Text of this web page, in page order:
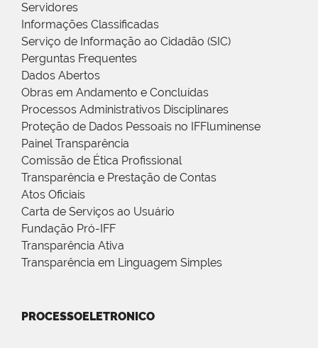
Servidores
Informações Classificadas
Serviço de Informação ao Cidadão (SIC)
Perguntas Frequentes
Dados Abertos
Obras em Andamento e Concluídas
Processos Administrativos Disciplinares
Proteção de Dados Pessoais no IFFluminense
Painel Transparência
Comissão de Ética Profissional
Transparência e Prestação de Contas
Atos Oficiais
Carta de Serviços ao Usuário
Fundação Pró-IFF
Transparência Ativa
Transparência em Linguagem Simples
PROCESSOELETRONICO